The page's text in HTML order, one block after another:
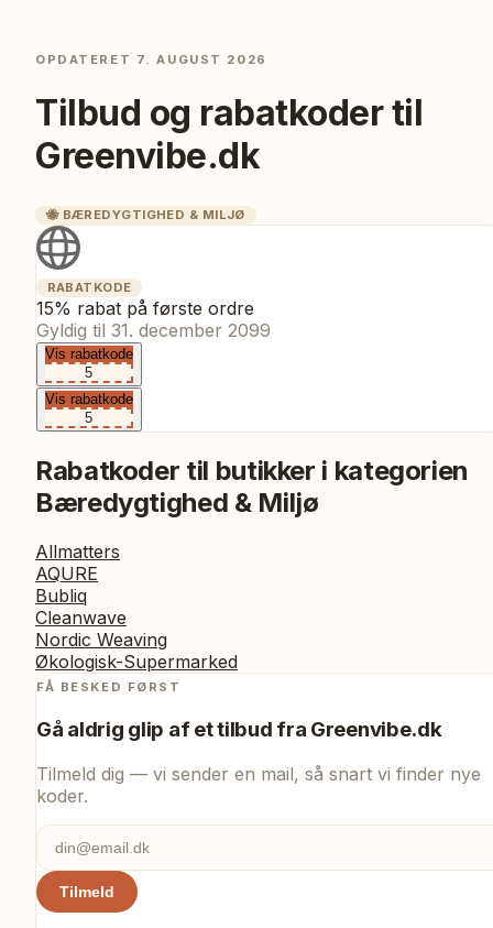
OPDATERET 7. AUGUST 2026
Tilbud og rabatkoder til
Greenvibe.dk
🐝 BÆREDYGTIGHED & MILJØ
RABATKODE
15% rabat på første ordre
Gyldig til 31. december 2099
Vis rabatkode
5
Vis rabatkode
5
Rabatkoder til butikker i kategorien
Bæredygtighed & Miljø
Allmatters
AQURE
Bubliq
Cleanwave
Nordic Weaving
Økologisk-Supermarked
FÅ BESKED FØRST
Gå aldrig glip af et tilbud fra Greenvibe.dk
Tilmeld dig — vi sender en mail, så snart vi finder nye
koder.
Tilmeld